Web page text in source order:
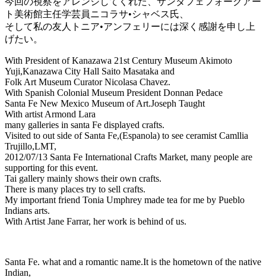
ト美術館主任学芸員ニコラサ•シャベス氏、
そして私の友人トニア•アンフェリーには深く感謝を申し上
げたい。
With President of Kanazawa 21st Century Museum Akimoto
Yuji,Kanazawa City Hall Saito Masataka and
Folk Art Museum Curator Nicolasa Chavez.
With Spanish Colonial Museum President Donnan Pedace
Santa Fe New Mexico Museum of Art.Joseph Taught
With artist Armond Lara
many galleries in santa Fe displayed crafts.
Visited to out side of Santa Fe,(Espanola) to see ceramist Camllia
Trujillo,LMT,
2012/07/13 Santa Fe International Crafts Market, many people are
supporting for this event.
Tai gallery mainly shows their own crafts.
There is many places try to sell crafts.
My important friend Tonia Umphrey made tea for me by Pueblo
Indians arts.
With Artist Jane Farrar, her work is behind of us.
Santa Fe. what and a romantic name.It is the hometown of the native
Indian,